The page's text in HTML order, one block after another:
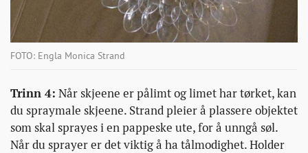
FOTO: Engla Monica Strand
Trinn 4: Når skjeene er pålimt og limet har tørket, kan
du spraymale skjeene. Strand pleier å plassere objektet
som skal sprayes i en pappeske ute, for å unngå søl.
Når du sprayer er det viktig å ha tålmodighet. Holder